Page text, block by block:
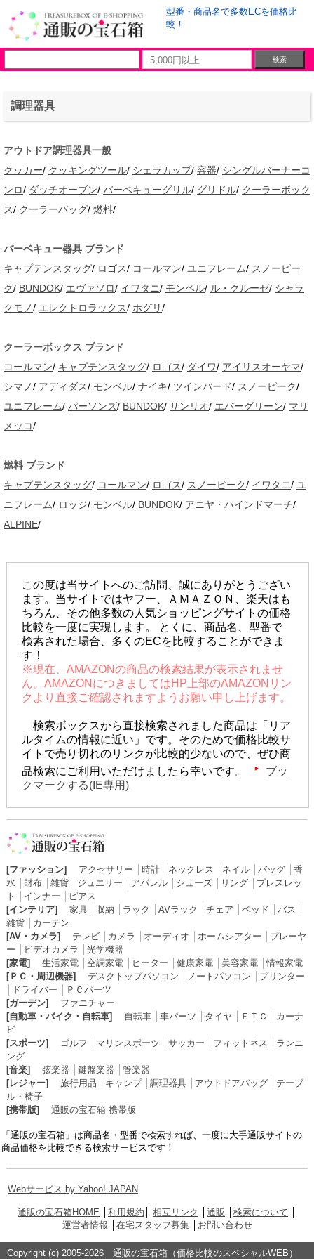
型番・商品名で多数ECを価格比
較！
調理器具
アウトドア調理器具一般
クッカー/ クッキングツール/ シェラカップ/ 容器/ シングルバーナーコ
ンロ/ ダッチオーブン/ バーベキューグリル/ グリドル/ クーラーボック
ス/ クーラーバッグ/ 燃料/
バーベキュー器具 ブランド
キャプテンスタッグ/ ロゴス/ コールマン/ ユニフレーム/ スノーピー
ク/ BUNDOK/ エヴァソロ/ イワタニ/ モンベル/ ル・クルーゼ/ シャラ
クモノ/ エレクトロラックス/ ホグリ/
クーラーボックス ブランド
コールマン/ キャプテンスタッグ/ ロゴス/ ダイワ/ アイリスオーヤマ/
シマノ/ アディダス/ モンベル/ ナイキ/ ツインバード/ スノーピーク/
ユニフレーム/ パーソンズ/ BUNDOK/ サンリオ/ エバーグリーン/ マリ
メッコ/
燃料 ブランド
キャプテンスタッグ/ コールマン/ ロゴス/ スノーピーク/ イワタニ/ ユ
ニフレーム/ ロッジ/ モンベル/ BUNDOK/ アニヤ・ハインドマーチ/
ALPINE/
この度は当サイトへのご訪問、誠にありがとうござい
ます。当サイトではヤフー、ＡＭＡＺＯＮ、楽天はも
ちろん、その他多数の人気ショッピングサイトの価格
比較を一度に実現します。 とくに、商品名、型番で
検索された場合、多くのECを比較することができま
す！
※現在、AMAZONの商品の検索結果が表示されませ
ん。AMAZONにつきましてはHP上部のAMAZONリン
クより直接ご確認されますようお願い申し上げます。
検索ボックスから直接検索されました商品は「リア
ルタイムの情報に近い」です。そのためで価格比較サ
イトで売り切れのリンクが比較的少ないので、ぜひ商
品検索にご利用いただけましたら幸いです。
ブッ
クマークする(IE専用)
[ファッション] アクセサリー 時計│ ネックレス ネイル│ バッグ│ 香
水
財布│ 雑貨│ ジュエリー アパレル│ シューズ│ リング│ ブレスレッ
ト
インナー
ピアス
[インテリア]
家具│ 収納 ラック AVラック チェア ベッド バス
雑貨│ カーテン
[AV・カメラ]
テレビ│ カメラ オーディオ ホームシアター
プレーヤ
ー
ビデオカメラ
光学機器
[家電]
生活家電│ 空調家電│ ヒーター 健康家電│ 美容家電│情報家電
[ＰＣ・周辺機器]
デスクトップパソコン ノートパソコン
プリンター
ドライバー
ＰＣパーツ
[ガーデン]
ファニチャー
[自動車・バイク・自転車]
自転車│ 車パーツ タイヤ ＥＴＣ
カーナ
ビ
[スポーツ]
ゴルフ マリンスポーツ サッカー フィットネス
ランニ
ング
[音楽]
弦楽器 鍵盤楽器
管楽器
[レジャー]
旅行用品 キャンプ│ 調理器具│ アウトドアバッグ│ テーブ
ル・椅子
[携帯版]
通販の宝石箱 携帯版
「通販の宝石箱」は商品名・型番で検索すれば、一度に大手通販サイトの
商品価格を比較できる検索サービスです！
Webサービス by Yahoo! JAPAN
通販の宝石箱HOME 利用規約 相互リンク 通販 検索について
運営者情報
在宅スタッフ募集│ お問い合わせ
Copyright (c) 2005-2026 通販の宝石箱（価格比較のスペシャルWEB）